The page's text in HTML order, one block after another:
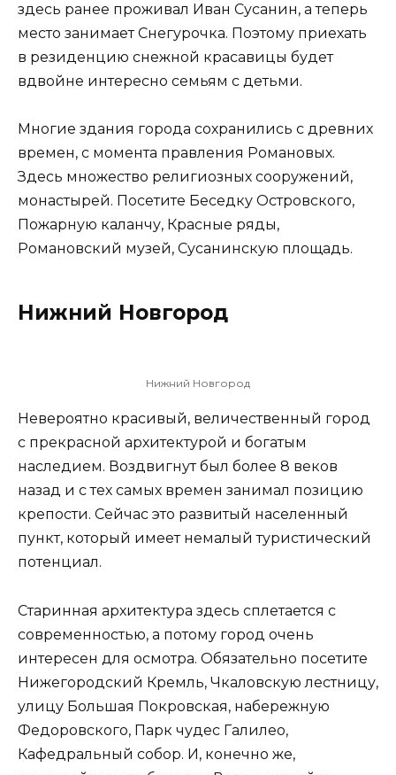
здесь ранее проживал Иван Сусанин, а теперь
место занимает Снегурочка. Поэтому приехать
в резиденцию снежной красавицы будет
вдвойне интересно семьям с детьми.
Многие здания города сохранились с древних
времен, с момента правления Романовых.
Здесь множество религиозных сооружений,
монастырей. Посетите Беседку Островского,
Пожарную каланчу, Красные ряды,
Романовский музей, Сусанинскую площадь.
Нижний Новгород
Нижний Новгород
Невероятно красивый, величественный город
с прекрасной архитектурой и богатым
наследием. Воздвигнут был более 8 веков
назад и с тех самых времен занимал позицию
крепости. Сейчас это развитый населенный
пункт, который имеет немалый туристический
потенциал.
Старинная архитектура здесь сплетается с
современностью, а потому город очень
интересен для осмотра. Обязательно посетите
Нижегородский Кремль, Чкаловскую лестницу,
улицу Большая Покровская, набережную
Федоровского, Парк чудес Галилео,
Кафедральный собор. И, конечно же,